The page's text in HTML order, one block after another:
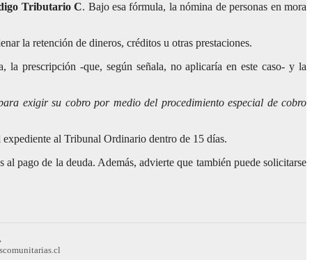
Tributario C. Bajo esa fórmula, la nómina de personas en mora
la retención de dineros, créditos u otras prestaciones.
la prescripción -que, según señala, no aplicaría en este caso- y la
exigir su cobro por medio del procedimiento especial de cobro
al Tribunal Ordinario dentro de 15 días.
pago de la deuda. Además, advierte que también puede solicitarse